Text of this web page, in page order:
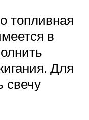
топливная
в
Для
свечу